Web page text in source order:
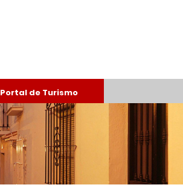
Portal de Turismo